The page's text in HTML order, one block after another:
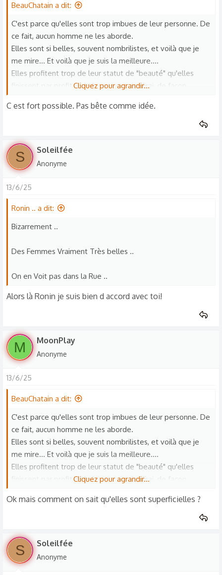
o
n
s
BeauChatain a dit:
C'est parce qu'elles sont trop imbues de leur personne. De
ce fait, aucun homme ne les aborde.
Elles sont si belles, souvent nombrilistes, et voilà que je
me mire... Et voilà que je suis la meilleure....
Elles profitent trop de leur statut de "beauté" qu'elles
finissent par profiter de leurs mecs, je dirai, de façon
Cliquez pour agrandir...
C est fort possible. Pas bête comme idée.
S Soleilfée
Anonyme
13/6/25
Ronin .. a dit:
Bizarrement ..
Des Femmes Vraiment Très belles ..
On en Voit pas dans la Rue ..
Alors là Ronin je suis bien d accord avec toi!
M MoonPlay
Anonyme
13/6/25
BeauChatain a dit:
C'est parce qu'elles sont trop imbues de leur personne. De
ce fait, aucun homme ne les aborde.
Elles sont si belles, souvent nombrilistes, et voilà que je
me mire... Et voilà que je suis la meilleure....
Elles profitent trop de leur statut de "beauté" qu'elles
finissent par profiter de leurs mecs, je dirai, de façon
Cliquez pour agrandir...
Ok mais comment on sait qu'elles sont superficielles ?
S Soleilfée
Anonyme